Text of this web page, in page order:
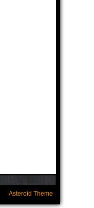
Asteroid Theme